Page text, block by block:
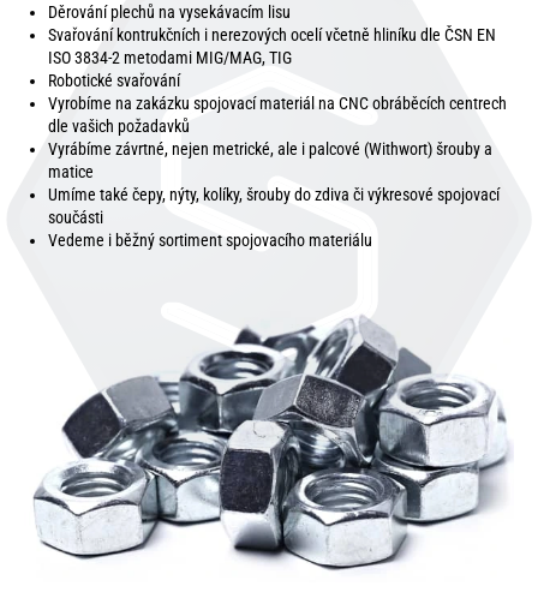
Děrování plechů na vysekávacím lisu
Svařování kontrukčních i nerezových ocelí včetně hliníku dle ČSN EN
ISO 3834-2 metodami MIG/MAG, TIG
Robotické svařování
Vyrobíme na zakázku spojovací materiál na CNC obráběcích centrech
dle vašich požadavků
Vyrábíme závrtné, nejen metrické, ale i palcové (Withwort) šrouby a
matice
Umíme také čepy, nýty, kolíky, šrouby do zdiva či výkresové spojovací
součásti
Vedeme i běžný sortiment spojovacího materiálu